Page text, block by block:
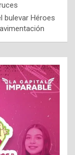
bulevar Héroes